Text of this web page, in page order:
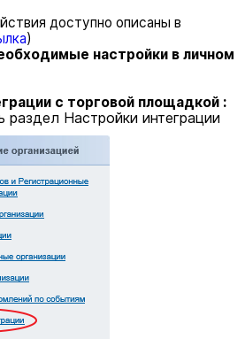
доступно описаны в
)
настройки в личном
с торговой площадкой :
Настройки интеграции